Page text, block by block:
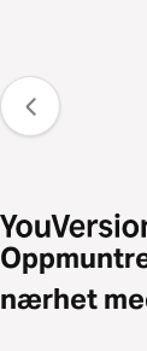
nærhet